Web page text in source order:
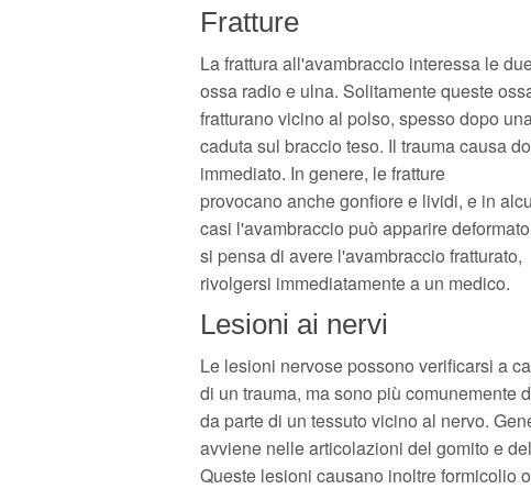
Fratture
La frattura all'avambraccio interessa le
ossa radio e ulna. Solitamente queste
fratturano vicino al polso, spesso dopo
caduta sul braccio teso. Il trauma causa
immediato. In genere, le fratture
provocano anche gonfiore e lividi, e in
casi l'avambraccio può apparire
si pensa di avere l'avambraccio fratturato,
rivolgersi immediatamente a un medico.
Lesioni ai nervi
Le lesioni nervose possono verificarsi a
di un trauma, ma sono più comunemente
da parte di un tessuto vicino al nervo.
avviene nelle articolazioni del gomito e
Queste lesioni causano inoltre formicolio